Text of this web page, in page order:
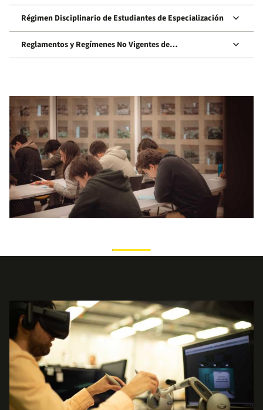
Régimen Disciplinario de Estudiantes de Especialización keyboard_arrow_down
Reglamentos y Regímenes No Vigentes de
Especialización
keyboard_arrow_down